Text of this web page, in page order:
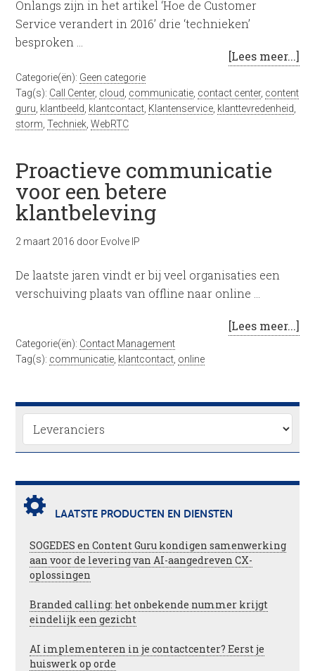
Onlangs zijn in het artikel ‘Hoe de Customer
Service verandert in 2016’ drie ‘technieken’
besproken …
[Lees meer...]
Categorie(ën): Geen categorie
Tag(s): Call Center, cloud communicatie contact center, content
guru klantbeeld klantcontact Klantenservice klanttevredenheid
storm ,Techniek ,WebRTC
Proactieve communicatie
voor een betere
klantbeleving
2 maart 2016 door Evolve IP
De laatste jaren vindt er bij veel organisaties een
verschuiving plaats van offline naar online …
[Lees meer...]
Categorie(ën): Contact Management
Tag(s): communicatie klantcontact online
LAATSTE PRODUCTEN EN DIENSTEN
SOGEDES en Content Guru kondigen samenwerking
aan voor de levering van AI-aangedreven CX-
oplossingen
Branded calling: het onbekende nummer krijgt
eindelijk een gezicht
AI implementeren in je contactcenter? Eerst je
huiswerk op orde